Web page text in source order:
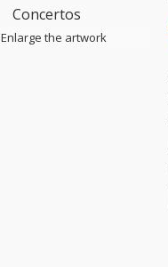
Enlarge the artwork